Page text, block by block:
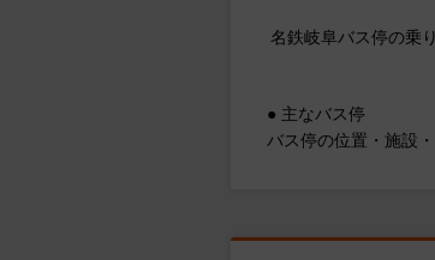
名鉄岐阜バス停の乗
● 主なバス停
バス停の位置・施設